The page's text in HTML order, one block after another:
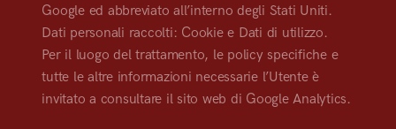
Google ed abbreviato all’interno degli Stati Uniti.
Dati personali raccolti: Cookie e Dati di utilizzo.
Per il luogo del trattamento, le policy specifiche e
tutte le altre informazioni necessarie l’Utente è
invitato a consultare il sito web di Google Analytics.